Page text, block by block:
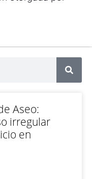
Aseo:
irregular
en